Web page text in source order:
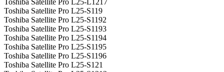
Toshiba Satellite Pro L25-L1217
Toshiba Satellite Pro L25-S119
Toshiba Satellite Pro L25-S1192
Toshiba Satellite Pro L25-S1193
Toshiba Satellite Pro L25-S1194
Toshiba Satellite Pro L25-S1195
Toshiba Satellite Pro L25-S1196
Toshiba Satellite Pro L25-S121